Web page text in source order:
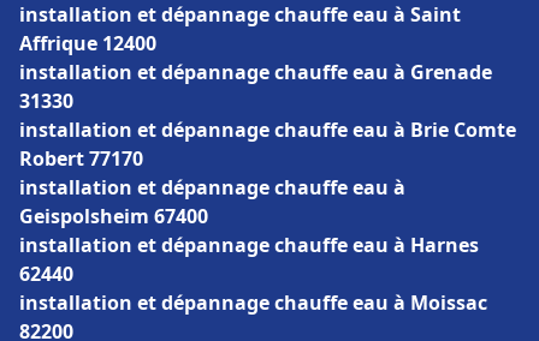
installation et dépannage chauffe eau à Saint
Affrique 12400
installation et dépannage chauffe eau à Grenade
31330
installation et dépannage chauffe eau à Brie Comte
Robert 77170
installation et dépannage chauffe eau à
Geispolsheim 67400
installation et dépannage chauffe eau à Harnes
62440
installation et dépannage chauffe eau à Moissac
82200